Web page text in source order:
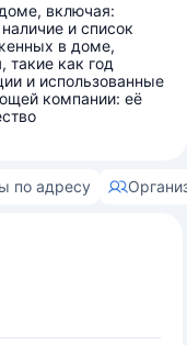
включая:
и список
в доме,
такие как год
и использованные
компании: её
по адресу